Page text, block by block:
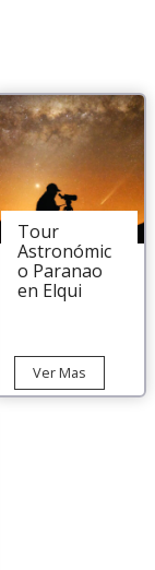
Tour
Astronómic
o Paranao
en Elqui
Ver Mas